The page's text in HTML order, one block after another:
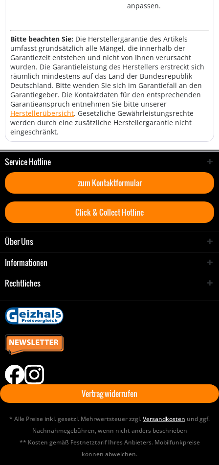
anpassen.
Bitte beachten Sie: Die Herstellergarantie des Artikels
umfasst grundsätzlich alle Mängel, die innerhalb der
Garantiezeit entstehen und nicht von Ihnen verursacht
wurden. Die Garantieleistung des Herstellers erstreckt sich
räumlich mindestens auf das Land der Bundesrepublik
Deutschland. Bitte wenden Sie sich im Garantiefall an den
Garantiegeber. Die Kontaktdaten für den entsprechenden
Garantieanspruch entnehmen Sie bitte unserer
Herstellerübersicht. Gesetzliche Gewährleistungsrechte
werden durch eine zusätzliche Herstellergarantie nicht
eingeschränkt.
Service Hotline
zum Kontaktformular
Click & Collect Hotline
Über Uns
Informationen
Rechtliches
Vertrag widerrufen
* Alle Preise inkl. gesetzl. Mehrwertsteuer zzgl.Versandkosten und ggf.
Nachnahmegebühren, wenn nicht anders beschrieben
** Kosten gemäß Festnetztarif Ihres Anbieters. Mobilfunkpreise
können abweichen.